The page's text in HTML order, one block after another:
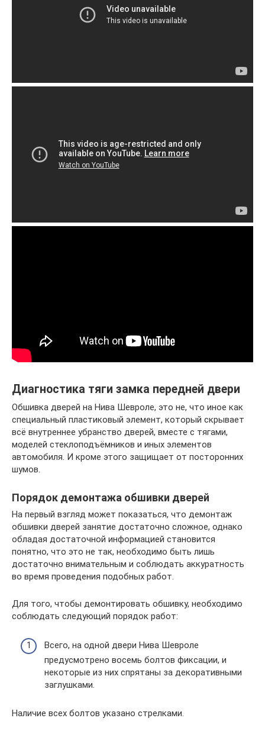
Диагностика тяги замка передней двери
Обшивка дверей на Нива Шевроле, это не, что иное как
специальный пластиковый элемент, который скрывает
всё внутреннее убранство дверей, вместе с тягами,
моделей стеклоподъёмников и иных элементов
автомобиля. И кроме этого защищает от посторонних
шумов.
Порядок демонтажа обшивки дверей
На первый взгляд может показаться, что демонтаж
обшивки дверей занятие достаточно сложное, однако
обладая достаточной информацией становится
понятно, что это не так, необходимо быть лишь
достаточно внимательным и соблюдать аккуратность
во время проведения подобных работ.
Для того, чтобы демонтировать обшивку, необходимо
соблюдать следующий порядок работ:
Всего, на одной двери Нива Шевроле
предусмотрено восемь болтов фиксации, и
некоторые из них спрятаны за декоративными
заглушками.
Наличие всех болтов указано стрелками.